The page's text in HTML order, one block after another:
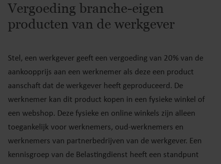
Vergoeding branche-eigen
producten van de werkgever
Stel, een werkgever geeft een vergoeding van 20% van de
aankoopprijs aan een werknemer als deze een product
aanschaft dat de werkgever heeft geproduceerd. De
werknemer kan dit product kopen in een fysieke winkel of
een webshop. Deze fysieke en online winkels zijn alleen
toegankelijk voor werknemers, oud-werknemers en
werknemers van partnerbedrijven van de werkgever. Een
kennisgroep van de Belastingdienst heeft een standpunt